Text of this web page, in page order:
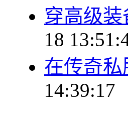
穿高级
18
在传奇
14:39:17